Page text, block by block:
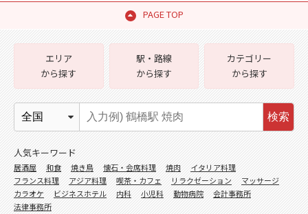
PAGE TOP
エリア
から探す
駅・路線
から探す
カテゴリー
から探す
検索
人気キーワード
居酒屋 和食 焼き鳥 懐石・会席料理 焼肉
イタリア料理
フランス料理
アジア料理 喫茶・カフェ リラクゼーション
マッサージ
カラオケ
ビジネスホテル 内科 小児科 動物病院
会計事務所
法律事務所